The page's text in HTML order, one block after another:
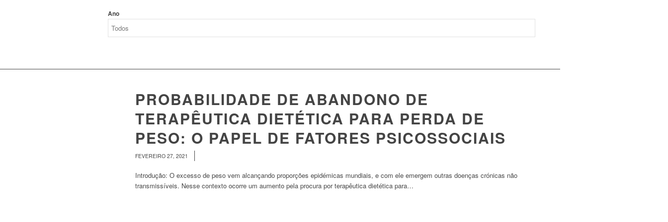
Ano
PROBABILIDADE DE ABANDONO DE
TERAPÊUTICA DIETÉTICA PARA PERDA DE
PESO: O PAPEL DE FATORES PSICOSSOCIAIS
FEVEREIRO 27, 2021
Introdução: O excesso de peso vem alcançando proporções epidémicas mundiais, e com ele emergem outras doenças crónicas não
transmissíveis. Nesse contexto ocorre um aumento pela procura por terapêutica dietética para…